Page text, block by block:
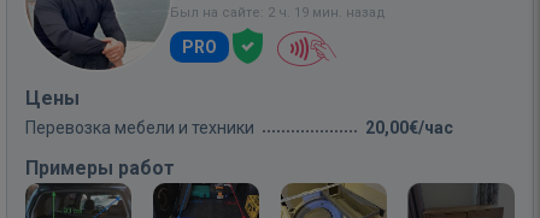
Был на сайте: 2 ч. 19 мин. назад
PRO
Цены
Перевозка мебели и техники 20,00€/час
Примеры работ